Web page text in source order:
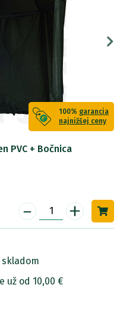
100% garancia
najnižšej ceny
PVC + Bočnica
- +
už od 10,00 €